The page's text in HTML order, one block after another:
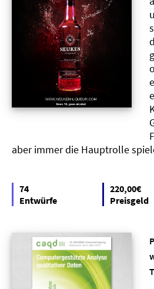
aber immer die Hauptrolle
74
Entwürfe
220,00€
Preisgeld